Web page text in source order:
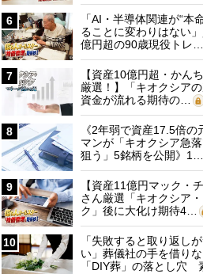
6
「AI・半導体関連が“本
ることに変わりはない
億円超の90歳現役トレ…
7
【資産10億円超・かん
厳選！】「キオクシア
資金が流れる期待の…
8
《2年弱で資産17.5倍の
マンが「キオクシア急
狙う」5銘柄を公開》1…
9
【資産11億円マック・
さん厳選「キオクシア
ク」後に大化け期待4…
10
「失敗すると取り返し
い」葬儀社の手を借り
「DIY葬」の落とし穴